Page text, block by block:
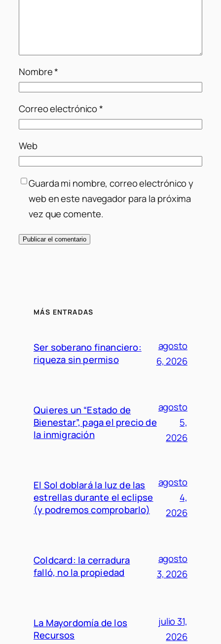
Nombre*
Correo electrónico*
Web
Guarda mi nombre, correo electrónico y
web en este navegador para la próxima
vez que comente.
MÁS ENTRADAS
Ser soberano financiero:
riqueza sin permiso
agosto
6, 2026
Quieres un “Estado de
Bienestar”, paga el precio de
la inmigración
agosto
5,
2026
El Sol doblará la luz de las
estrellas durante el eclipse
(y podremos comprobarlo)
agosto
4,
2026
Coldcard: la cerradura
falló, no la propiedad
agosto
3, 2026
La Mayordomía de los
Recursos
julio 31,
2026